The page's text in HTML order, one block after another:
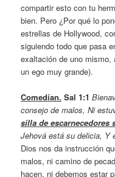
compartir esto con tu
bien. Pero ¿Por qué lo
estrellas de Hollywood,
siguiendo todo que pasa
exaltación de uno
un ego muy grande).
Comedían. Sal 1:1
consejo de malos, Ni
silla de escarnecedores
Jehová está su delicia, Y
Dios nos da instrucción
malos, ni camino de
hacen, ni debemos estar